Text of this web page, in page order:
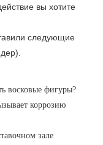
вы хотите
следующие
восковые фигуры?
коррозию
зале